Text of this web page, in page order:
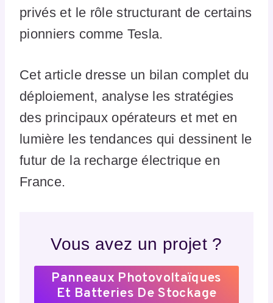
privés et le rôle structurant de certains
pionniers comme Tesla.
Cet article dresse un bilan complet du
déploiement, analyse les stratégies
des principaux opérateurs et met en
lumière les tendances qui dessinent le
futur de la recharge électrique en
France.
Vous avez un projet ?
Panneaux Photovoltaïques
Et Batteries De Stockage